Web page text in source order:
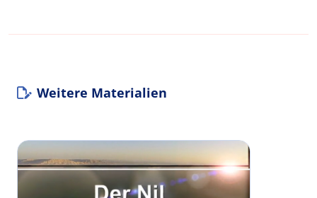
Weitere Materialien